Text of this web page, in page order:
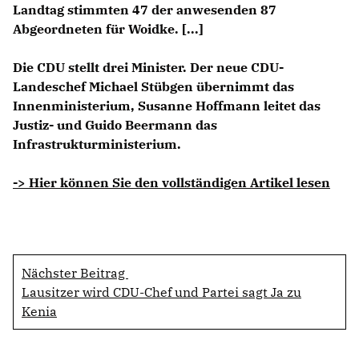
Landtag stimmten 47 der anwesenden 87
Abgeordneten für Woidke. [...]
Die CDU stellt drei Minister. Der neue CDU-
Landeschef Michael Stübgen übernimmt das
Innenministerium, Susanne Hoffmann leitet das
Justiz- und Guido Beermann das
Infrastrukturministerium.
-> Hier können Sie den vollständigen Artikel lesen
Nächster Beitrag
Lausitzer wird CDU-Chef und Partei sagt Ja zu
Kenia